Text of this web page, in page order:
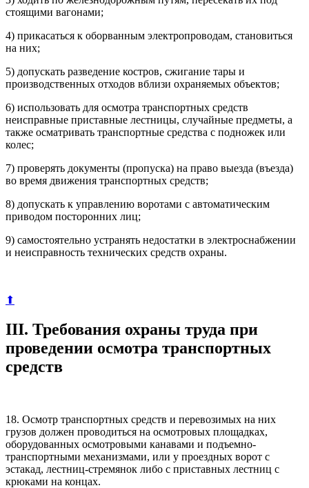
стоящими вагонами;
4) прикасаться к оборванным электропроводам, становиться
на них;
5) допускать разведение костров, сжигание тары и
производственных отходов вблизи охраняемых объектов;
6) использовать для осмотра транспортных средств
неисправные приставные лестницы, случайные предметы, а
также осматривать транспортные средства с подножек или
колес;
7) проверять документы (пропуска) на право выезда (въезда)
во время движения транспортных средств;
8) допускать к управлению воротами с автоматическим
приводом посторонних лиц;
9) самостоятельно устранять недостатки в электроснабжении
и неисправность технических средств охраны.
⬆
III. Требования охраны труда при
проведении осмотра транспортных
средств
18. Осмотр транспортных средств и перевозимых на них
грузов должен проводиться на осмотровых площадках,
оборудованных осмотровыми канавами и подъемно-
транспортными механизмами, или у проездных ворот с
эстакад, лестниц-стремянок либо с приставных лестниц с
крюками на концах.